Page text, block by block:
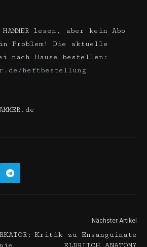
lesen, aber kein Abo
Problem! Die aktuelle
nach Hause bestellen:
heftbestellung
Nächster Artikel
Kritik zu Ensanguinate